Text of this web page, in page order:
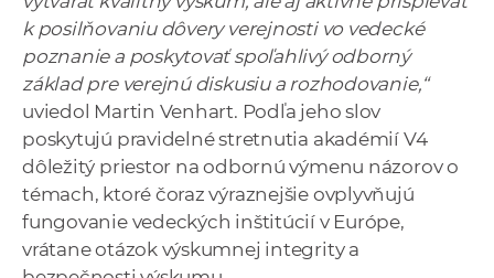
k posilňovaniu dôvery verejnosti vo vedecké
poznanie a poskytovať spoľahlivý odborný
základ pre verejnú diskusiu a rozhodovanie,“
uviedol Martin Venhart. Podľa jeho slov
poskytujú pravidelné stretnutia akadémií V4
dôležitý priestor na odbornú výmenu názorov o
témach, ktoré čoraz výraznejšie ovplyvňujú
fungovanie vedeckých inštitúcií v Európe,
vrátane otázok výskumnej integrity a